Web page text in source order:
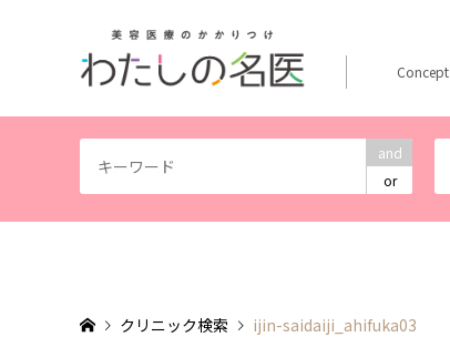
and
or
Concept
クリニック検索 ijin-saidaiji_ahifuka03